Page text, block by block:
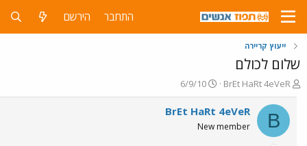
התחבר הירשם
ייעוץ קריירה
שלום לכולם
פ
ו
ת
ח
ה
BrEt HaRt 4eVeR
פ
ו
ר
ם
6/9/10
B
BrEt HaRt 4eVeR
New member